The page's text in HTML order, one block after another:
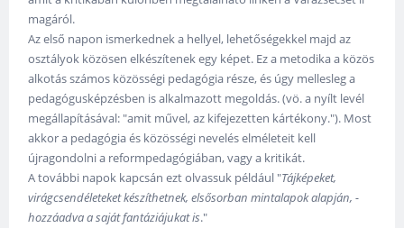
magáról.
Az első napon ismerkednek a hellyel, lehetőségekkel majd az
osztályok közösen elkészítenek egy képet. Ez a metodika a közös
alkotás számos közösségi pedagógia része, és úgy mellesleg a
pedagógusképzésben is alkalmazott megoldás. (vö. a nyílt levél
megállapításával: "amit művel, az kifejezetten kártékony."). Most
akkor a pedagógia és közösségi nevelés elméleteit kell
újragondolni a reformpedagógiában, vagy a kritikát.
A további napok kapcsán ezt olvassuk például "Tájképeket,
virágcsendéleteket készíthetnek, elsősorban mintalapok alapján, -
hozzáadva a saját fantáziájukat is."